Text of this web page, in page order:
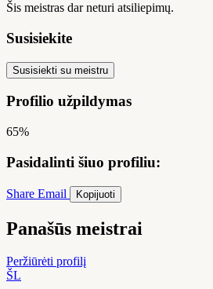
Šis meistras dar neturi atsiliepimų.
Susisiekite
Susisiekti su meistru
Profilio užpildymas
65%
Pasidalinti šiuo profiliu:
Share Email Kopijuoti
Panašūs meistrai
Peržiūrėti profilį
ŠL